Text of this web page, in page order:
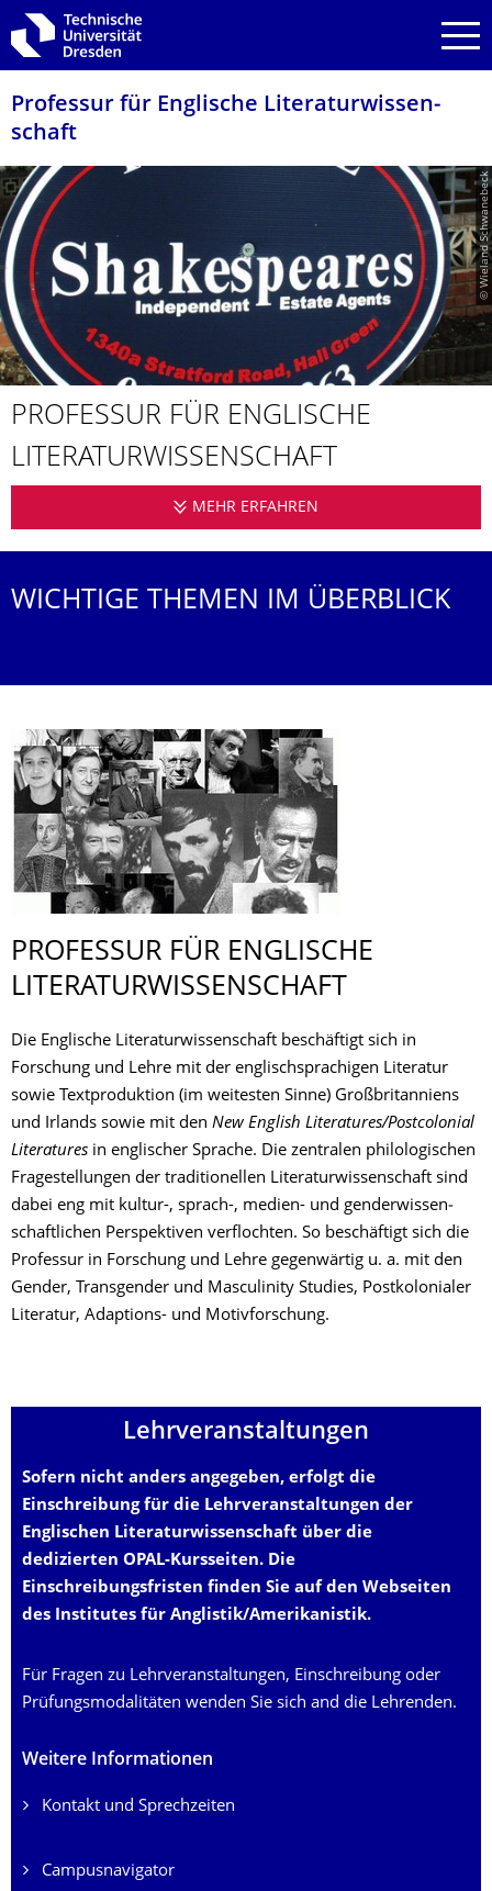
Zur Hauptnavigation springen
Zur Suche springen
Zum Inhalt springen
Professur für Englische Literaturwissen­
schaft
© Wieland Schwanebeck
PROFESSUR FÜR ENGLISCHE
LITERATURWIS­SENSCHAFT
MEHR ERFAHREN
WICHTIGE THEMEN IM ÜBERBLICK
PROFESSUR FÜR ENGLISCHE
LITERATURWIS­SENSCHAFT
Die Englische Literaturwissenschaft beschäftigt sich in
Forschung und Lehre mit der eng­lisch­sprachigen Literatur
sowie Textproduktion (im weitesten Sinne) Großbritanniens
und Ir­lands sowie mit den New English Literatures/Postcolonial
Literatures in englischer Sprache. Die zentralen philologischen
Fragestellungen der traditionellen Literaturwissenschaft sind
dabei eng mit kultur-, sprach-, medien- und genderwis­sen­
schaftlichen Perspektiven verflochten. So beschäftigt sich die
Professur in Forschung und Lehre gegenwärtig u. a. mit den
Gender, Transgender und Masculinity Studies, Postkolonialer
Literatur, Adaptions- und Motivforschung.
Lehrveranstal­tungen
Sofern nicht anders angegeben, erfolgt die
Einschreibung für die Lehrveranstaltungen der
Englischen Literaturwissenschaft über die
dedizierten OPAL-Kursseiten. Die
Einschreibungsfristen finden Sie auf den Webseiten
des Institutes für Anglistik/Amerikanistik.
Für Fragen zu Lehrveranstaltungen, Einschreibung oder
Prüfungsmodalitäten wenden Sie sich and die Lehrenden.
Weitere Informationen
Kontakt und Sprechzeiten
Campusnavigator